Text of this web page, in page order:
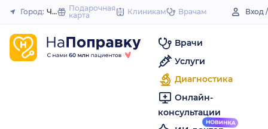
to
Закрыть
Город: ЧебаркульПодарочная
карта
Клиникам Врачам Вход
Врачи
Услуги
Диагностика
Онлайн-
консультации